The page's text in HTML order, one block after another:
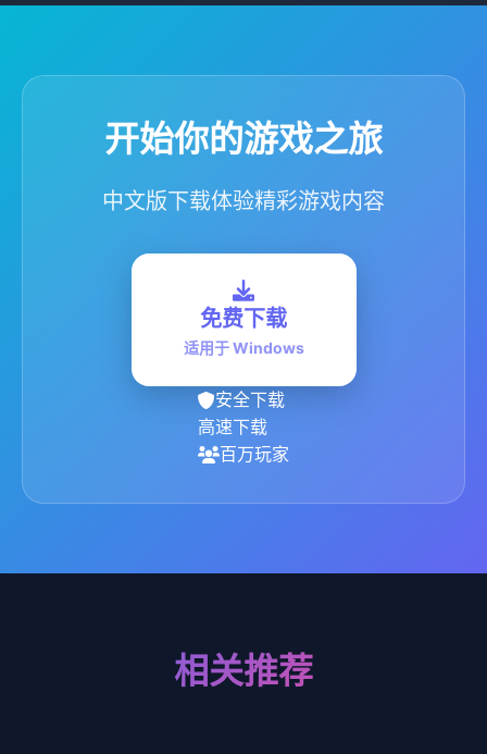
开始你的游戏之旅
中文版下载体验精彩游戏内容
免费下载
适用于 Windows
安全下载
高速下载
百万玩家
相关推荐